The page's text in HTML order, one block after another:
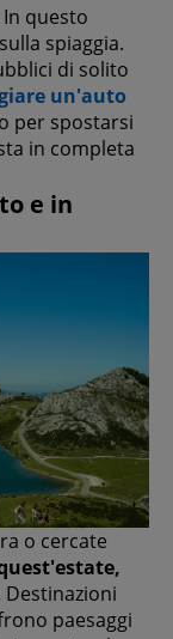
questo
spiaggia.
di solito
un'auto
per spostarsi
in completa
e in
o cercate
paesaggi